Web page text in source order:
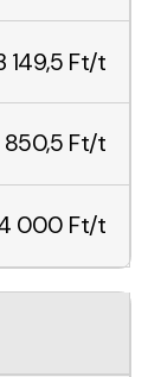
149,5 Ft/t
850,5 Ft/t
000 Ft/t